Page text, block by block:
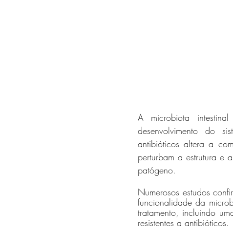
A microbiota
desenvolvimento do
antibióticos altera a
perturbam a estrutura e
patógeno.
Numerosos estudos
funcionalidade da
tratamento, incluindo
resistentes a antibióticos.